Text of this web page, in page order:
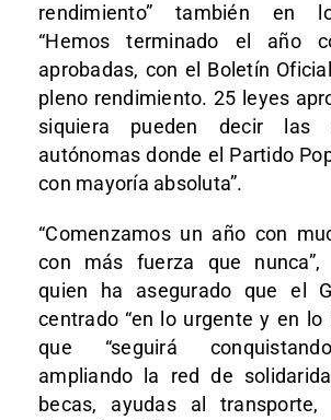
rendimiento” también en
“Hemos terminado el año
aprobadas, con el Boletín
pleno rendimiento. 25 leyes
siquiera pueden decir las
autónomas donde el Partido
con mayoría absoluta”.
“Comenzamos un año con
con más fuerza que nunca”,
quien ha asegurado que el
centrado “en lo urgente y en lo
que “seguirá
ampliando la red de
becas, ayudas al